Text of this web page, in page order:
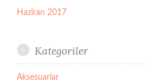
Haziran 2017
Kategoriler
Aksesuarlar